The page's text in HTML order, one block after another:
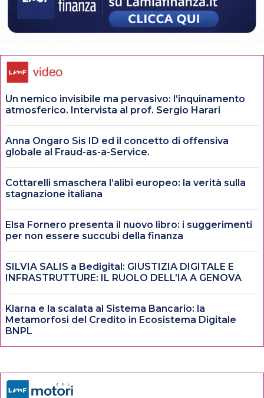
Un nemico invisibile ma pervasivo: l’inquinamento
atmosferico. Intervista al prof. Sergio Harari
Anna Ongaro Sis ID ed il concetto di offensiva
globale al Fraud-as-a-Service.
Cottarelli smaschera l’alibi europeo: la verità sulla
stagnazione italiana
Elsa Fornero presenta il nuovo libro: i suggerimenti
per non essere succubi della finanza
SILVIA SALIS a Bedigital: GIUSTIZIA DIGITALE E
INFRASTRUTTURE: IL RUOLO DELL’IA A GENOVA
Klarna e la scalata al Sistema Bancario: la
Metamorfosi del Credito in Ecosistema Digitale
BNPL